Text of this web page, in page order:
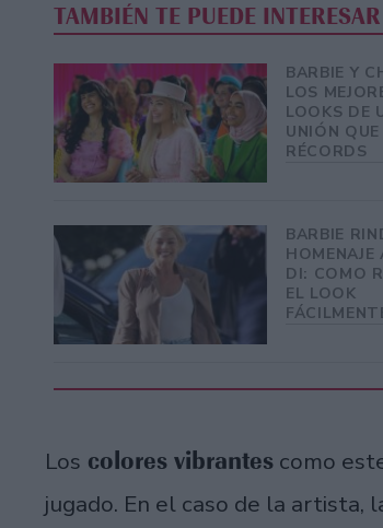
TAMBIÉN TE PUEDE INTERESAR
BARBIE Y
LOS
LOOKS DE
UNIÓN
RÉCORDS
BARBIE
HOMENAJE
DI: COMO
EL LOOK
Los colores vibrantes como
jugado. En el caso de la artista,